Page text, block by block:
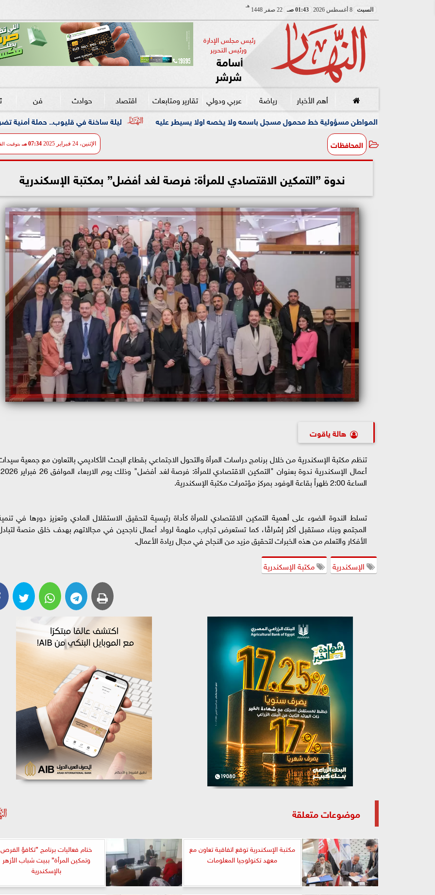
السبت 8 أغسطس 2026 01:43 صـ 22 صفر 1448
هـ
رئيس مجلس الإدارة
ورئيس التحرير
أسامة
شرشر
أهم الأخبار رياضة عربي ودولي تقارير ومتابعات اقتصاد حوادث فن
ليلة ساخنة في قليوب.. حملة أمنية تضرب معاقل الخارجين مسؤولية خط محمول مسجل باسمه ولا يخصه اولا يسيطر عليه
المحافظات الإثنين، 24 فبراير 2025 07:34 مـ بتوقيت
ندوة ”التمكين الاقتصادي للمرأة: فرصة لغد أفضل” بمكتبة الإسكندرية
هالة ياقوت
تنظم مكتبة الإسكندرية من خلال برنامج دراسات المرأة والتحول الاجتماعي بقطاع البحث الأكاديمي بالتعاون مع جمعية
الساعة 2:00 ظهراً بقاعة الوفود بمركز مؤتمرات مكتبة الإسكندرية.
تسلط الندوة الضوء على أهمية التمكين الاقتصادي للمرأة كأداة رئيسية لتحقيق الاستقلال المادي وتعزيز دورها في
المجتمع وبناء مستقبل أكثر إشراقًا، كما تستعرض تجارب ملهمة لرواد أعمال ناجحين في مجالاتهم بهدف خلق منصة
الأفكار والتعلم من هذه الخبرات لتحقيق مزيد من النجاح في مجال ريادة الأعمال.
الإسكندرية
مكتبة الإسكندرية
موضوعات متعلقة
مكتبة الإسكندرية توقع اتفاقية تعاون مع
معهد تكنولوجيا المعلومات
ختام فعاليات برنامج ”تكافؤ الفرص
وتمكين المرأة” ببيت شباب الأزهر
بالإسكندرية